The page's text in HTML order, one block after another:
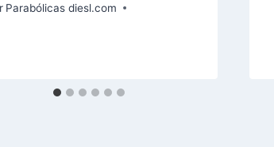
Parabólicas diesl.com